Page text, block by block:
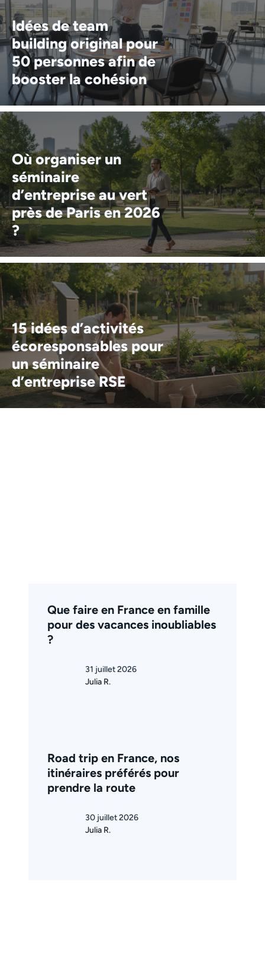
Idées de team
building original pour
50 personnes afin de
booster la cohésion
Où organiser un
séminaire
d’entreprise au vert
près de Paris en 2026
?
15 idées d’activités
écoresponsables pour
un séminaire
d’entreprise RSE
Que faire en France en famille
pour des vacances inoubliables
?
31 juillet 2026
Julia R.
Road trip en France, nos
itinéraires préférés pour
prendre la route
30 juillet 2026
Julia R.